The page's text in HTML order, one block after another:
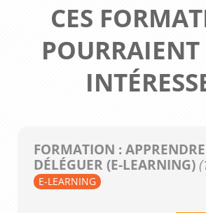
CES
FORMATION :
DÉLÉGUER (E-LEARNING)
E-LEARNING